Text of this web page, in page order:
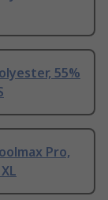
55%
Pro,